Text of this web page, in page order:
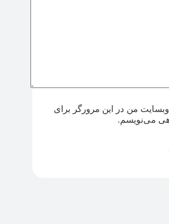
وبسایت من در این مرورگر برای
می‌نویسم.